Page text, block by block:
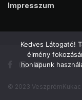
Impresszum
© 2023
Kedves Látogató!
élmény
honlapunk